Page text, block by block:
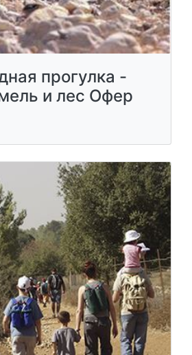
прогулка -
и лес Офер